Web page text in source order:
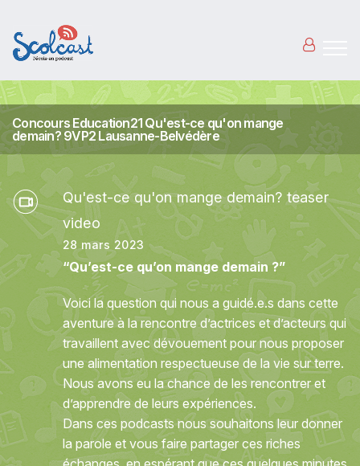
Concours Education21 Qu'est-ce qu'on mange
demain? 9VP2 Lausanne-Belvédère
Qu'est-ce qu'on mange demain? teaser
video
28 mars 2023
“Qu’est-ce qu’on mange demain ?”
Voici la question qui nous a guidé.e.s dans cette
aventure à la rencontre d’actrices et d’acteurs qui
travaillent avec dévouement pour nous proposer
une alimentation respectueuse de la vie sur terre.
Nous avons eu la chance de les rencontrer et
d’apprendre de leurs expériences.
Dans ces podcasts nous souhaitons leur donner
la parole et vous faire partager ces riches